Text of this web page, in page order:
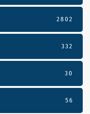
2802
332
30
56